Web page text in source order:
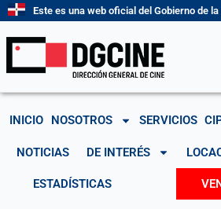
contenido
Este es una web oficial del Gobierno de
INICIO NOSOTROS SERVICIOS
NOTICIAS DE INTERÉS
ESTADÍSTICAS